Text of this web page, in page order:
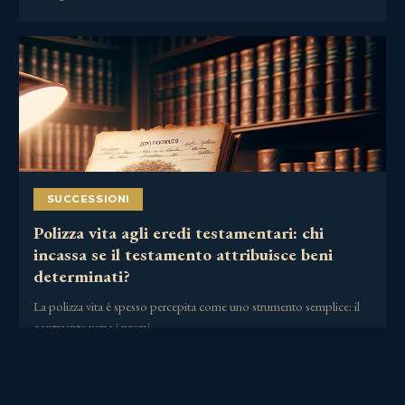
SUCCESSIONI
Polizza vita agli eredi testamentari: chi
incassa se il testamento attribuisce beni
determinati?
La polizza vita è spesso percepita come uno strumento semplice: il
contraente versa i premi,……